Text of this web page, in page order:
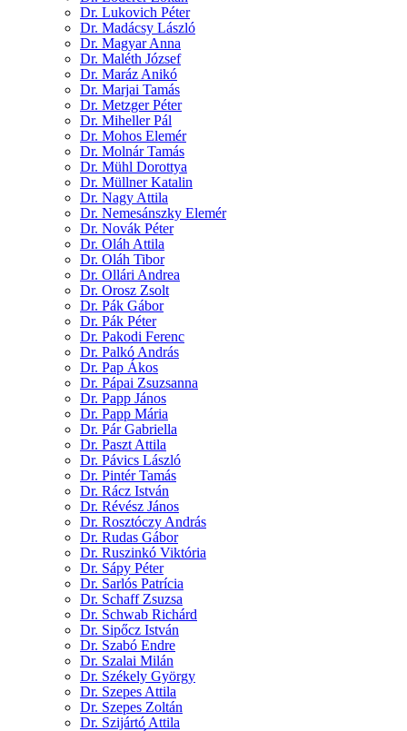
Dr. Lukovich Péter
Dr. Madácsy László
Dr. Magyar Anna
Dr. Maléth József
Dr. Maráz Anikó
Dr. Marjai Tamás
Dr. Metzger Péter
Dr. Miheller Pál
Dr. Mohos Elemér
Dr. Molnár Tamás
Dr. Mühl Dorottya
Dr. Müllner Katalin
Dr. Nagy Attila
Dr. Nemesánszky Elemér
Dr. Novák Péter
Dr. Oláh Attila
Dr. Oláh Tibor
Dr. Ollári Andrea
Dr. Orosz Zsolt
Dr. Pák Gábor
Dr. Pák Péter
Dr. Pakodi Ferenc
Dr. Palkó András
Dr. Pap Ákos
Dr. Pápai Zsuzsanna
Dr. Papp János
Dr. Papp Mária
Dr. Pár Gabriella
Dr. Paszt Attila
Dr. Pávics László
Dr. Pintér Tamás
Dr. Rácz István
Dr. Révész János
Dr. Rosztóczy András
Dr. Rudas Gábor
Dr. Ruszinkó Viktória
Dr. Sápy Péter
Dr. Sarlós Patrícia
Dr. Schaff Zsuzsa
Dr. Schwab Richárd
Dr. Sipőcz István
Dr. Szabó Endre
Dr. Szalai Milán
Dr. Székely György
Dr. Szepes Attila
Dr. Szepes Zoltán
Dr. Szijártó Attila